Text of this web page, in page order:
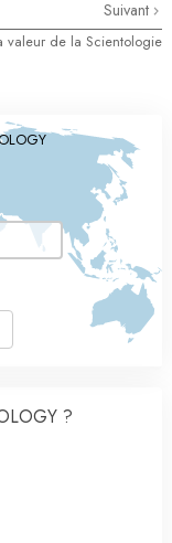
Suivant
valeur de la Scientologie
?